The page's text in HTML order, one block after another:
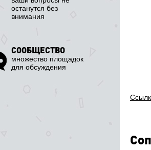
останутся без
внимания
СООБЩЕСТВО
множество площадок
для обсуждения